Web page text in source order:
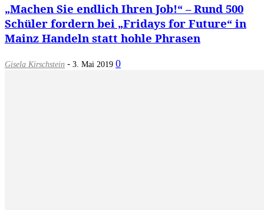
„Machen Sie endlich Ihren Job!“ – Rund 500
Schüler fordern bei „Fridays for Future“ in
Mainz Handeln statt hohle Phrasen
Gisela Kirschstein - 3. Mai 2019 0